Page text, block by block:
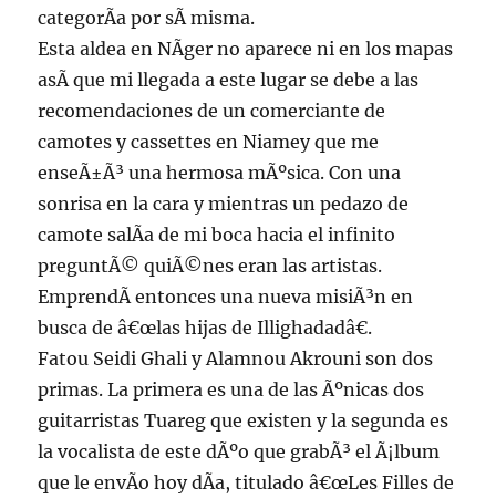
categorÃ­a por sÃ­ misma.
Esta aldea en NÃ­ger no aparece ni en los mapas
asÃ­ que mi llegada a este lugar se debe a las
recomendaciones de un comerciante de
camotes y cassettes en Niamey que me
enseÃ±Ã³ una hermosa mÃºsica. Con una
sonrisa en la cara y mientras un pedazo de
camote salÃ­a de mi boca hacia el infinito
preguntÃ© quiÃ©nes eran las artistas.
EmprendÃ­ entonces una nueva misiÃ³n en
busca de â€œlas hijas de Illighadadâ€.
Fatou Seidi Ghali y Alamnou Akrouni son dos
primas. La primera es una de las Ãºnicas dos
guitarristas Tuareg que existen y la segunda es
la vocalista de este dÃºo que grabÃ³ el Ã¡lbum
que le envÃ­o hoy dÃ­a, titulado â€œLes Filles de